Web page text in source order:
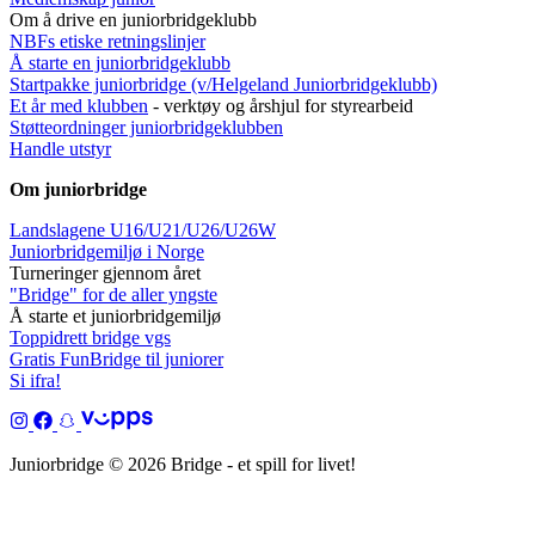
Om å drive en juniorbridgeklubb
NBFs etiske retningslinjer
Å starte en juniorbridgeklubb
Startpakke juniorbridge (v/Helgeland Juniorbridgeklubb)
Et år med klubben - verktøy og årshjul for styrearbeid
Støtteordninger juniorbridgeklubben
Handle utstyr
Om juniorbridge
Landslagene U16/U21/U26/U26W
Juniorbridgemiljø i Norge
Turneringer gjennom året
"Bridge" for de aller yngste
Å starte et juniorbridgemiljø
Toppidrett bridge vgs
Gratis FunBridge til juniorer
Si ifra!
Juniorbridge © 2026 Bridge - et spill for livet!